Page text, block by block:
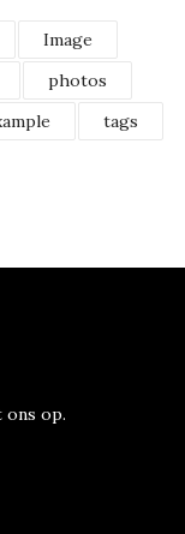
Image
photos
tags
ons op.